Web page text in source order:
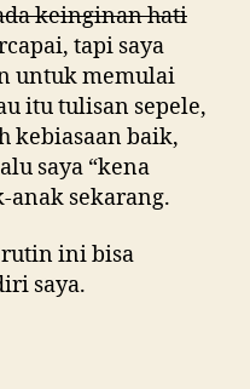
keinginan hati
tapi saya
untuk memulai
itu tulisan sepele,
kebiasaan baik,
saya “kena
anak sekarang.
rutin ini bisa
saya.